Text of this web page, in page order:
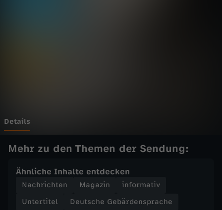
o
m
S
a
Details
Mehr zu den Themen der Sendung:
Ähnliche Inhalte entdecken
Nachrichten Magazin
informativ
Untertitel
Deutsche Gebärdensprache